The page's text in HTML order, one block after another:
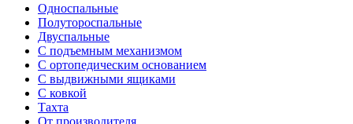
Односпальные
Полутороспальные
Двуспальные
С подъемным механизмом
С ортопедическим основанием
С выдвижными ящиками
С ковкой
Тахта
От производителя